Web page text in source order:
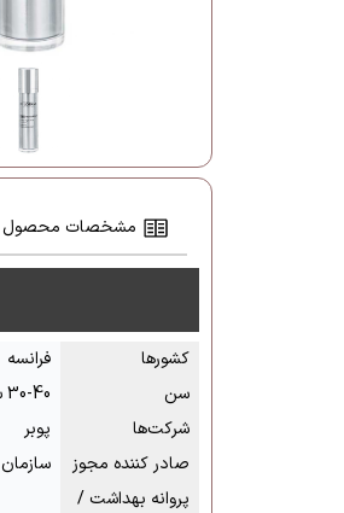
مشخصات محصول
کشور‌ها فرانسه
سن
30-40 سال,40-50 سال,50 سال به بالا
شرکت‌ها
پوبر
صادر کننده مجوز
پروانه بهداشت /